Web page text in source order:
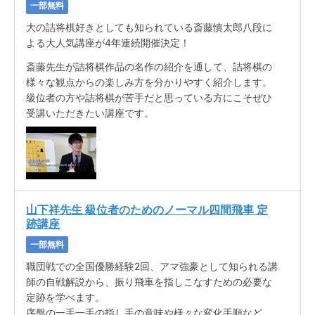
一部無料
大の詰将棋好きとしても知られている斎藤慎太郎八段に
よる大人気講座が4年連続開催決定！
斎藤先生が詰将棋作品の名作の紹介を通して、詰将棋の
様々な観点からの楽しみ方を分かりやすく紹介します。
級位者の方や詰将棋が苦手だと思っている方にこそぜひ
受講いただきたい講座です。
山下祥先生 級位者のためのノーマル四間飛車 定
跡講座
一部無料
職団戦での全国優勝経験2回、アマ強豪として知られる講
師の自戦解説から、振り飛車を指しこなすための必要な
定跡を学べます。
序盤の一手一手の指し手の意味や様々な変化手順など、